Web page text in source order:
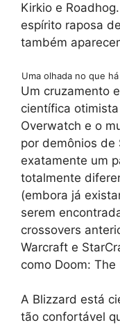
Kirkio e
espírito raposa
também
Uma olhada no que
Um cruzamento
científica
Overwatch e o
por demônios de
exatamente um
totalmente
(embora já
serem
crossovers
Warcraft e
como Doom: The
A Blizzard está
tão confortável